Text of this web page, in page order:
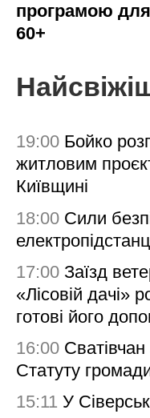
програмою
60+
19:00 Бойко
житловим
Київщині
18:00 Сили
17:00 Заїзд
«Лісовій дачі»
готові його
16:00
Статуту
15:11 У